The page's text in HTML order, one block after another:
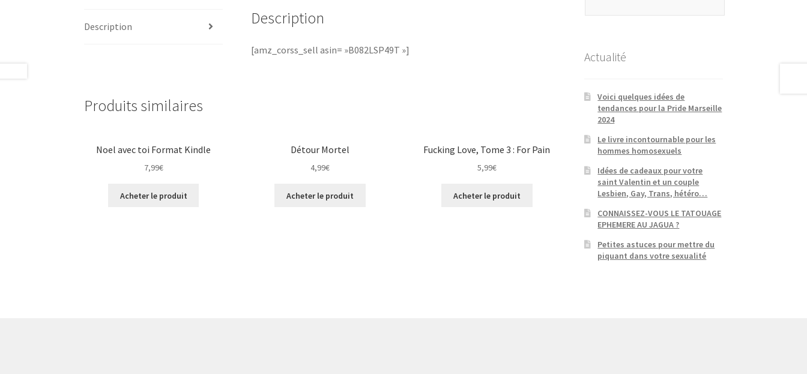
Description Description
[amz_corss_sell asin= »B082LSP49T »]
Produits similaires
Noel avec toi Format Kindle
7,99€
Acheter le produit
Détour Mortel
4,99€
Acheter le produit
Fucking Love, Tome 3 : For Pain
5,99€
Acheter le produit
Actualité
Voici quelques idées de
tendances pour la Pride Marseille
2024
Le livre incontournable pour les
hommes homosexuels
Idées de cadeaux pour votre
saint Valentin et un couple
Lesbien, Gay, Trans, hétéro…
CONNAISSEZ-VOUS LE TATOUAGE
EPHEMERE AU JAGUA ?
Petites astuces pour mettre du
piquant dans votre sexualité